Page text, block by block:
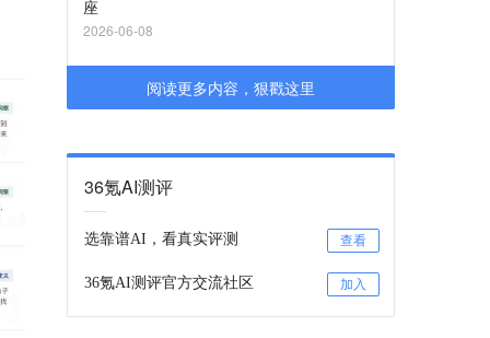
座
2026-06-08
阅读更多内容，狠戳这里
36氪AI测评
选靠谱AI，看真实评测 查看
36氪AI测评官方交流社区 加入